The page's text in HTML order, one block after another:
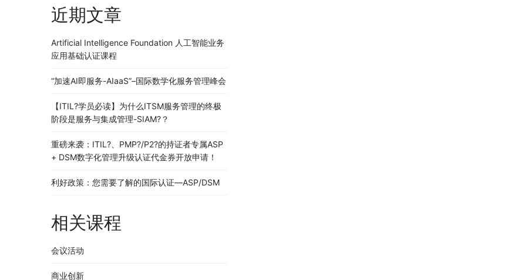
近期文章
Artificial Intelligence Foundation 人工智能业务
应用基础认证课程
“加速AI即服务-AIaaS”–国际数学化服务管理峰会
【ITIL?学员必读】为什么ITSM服务管理的终极
阶段是服务与集成管理-SIAM?？
重磅来袭：ITIL?、PMP?/P2?的持证者专属ASP
+ DSM数字化管理升级认证代金券开放申请！
利好政策：您需要了解的国际认证—ASP/DSM
相关课程
会议活动
商业创新